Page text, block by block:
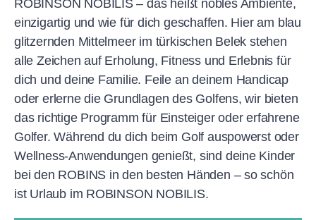
ROBINSON NOBILIS – das heißt nobles Ambiente,
einzigartig und wie für dich geschaffen. Hier am blau
glitzernden Mittelmeer im türkischen Belek stehen
alle Zeichen auf Erholung, Fitness und Erlebnis für
dich und deine Familie. Feile an deinem Handicap
oder erlerne die Grundlagen des Golfens, wir bieten
das richtige Programm für Einsteiger oder erfahrene
Golfer. Während du dich beim Golf auspowerst oder
Wellness-Anwendungen genießt, sind deine Kinder
bei den ROBINS in den besten Händen – so schön
ist Urlaub im ROBINSON NOBILIS.